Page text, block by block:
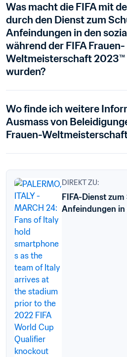
Was macht die FIFA mit
durch den Dienst zum
Anfeindungen in den
während der FIFA Frauen-
Weltmeisterschaft 2023™
wurden?
Wo finde ich weitere
Ausmass von
Frauen-
DIREKT ZU:
FIFA-Dienst
Anfeindungen in